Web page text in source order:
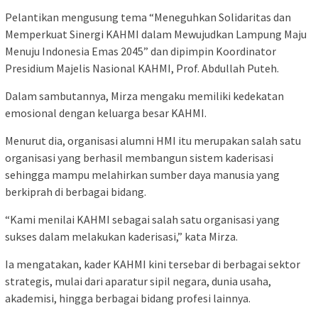
Pelantikan mengusung tema “Meneguhkan Solidaritas dan
Memperkuat Sinergi KAHMI dalam Mewujudkan Lampung Maju
Menuju Indonesia Emas 2045” dan dipimpin Koordinator
Presidium Majelis Nasional KAHMI, Prof. Abdullah Puteh.
Dalam sambutannya, Mirza mengaku memiliki kedekatan
emosional dengan keluarga besar KAHMI.
Menurut dia, organisasi alumni HMI itu merupakan salah satu
organisasi yang berhasil membangun sistem kaderisasi
sehingga mampu melahirkan sumber daya manusia yang
berkiprah di berbagai bidang.
“Kami menilai KAHMI sebagai salah satu organisasi yang
sukses dalam melakukan kaderisasi,” kata Mirza.
Ia mengatakan, kader KAHMI kini tersebar di berbagai sektor
strategis, mulai dari aparatur sipil negara, dunia usaha,
akademisi, hingga berbagai bidang profesi lainnya.